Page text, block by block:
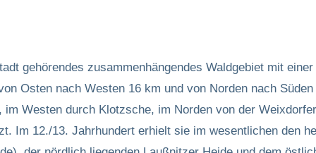
gehörendes zusammenhängendes Waldgebiet mit
Osten nach Westen 16 km und von Norden nach
Westen durch Klotzsche, im Norden von der
Im 12./13. Jahrhundert erhielt sie im wesentlichen den